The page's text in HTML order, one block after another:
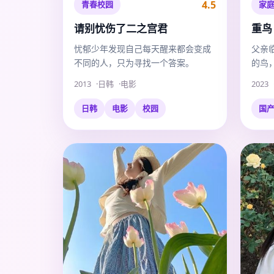
青春校园 4.5
请别忧伤了二之宫君
忧郁少年发现自己每天醒来都会变成
不同的人，只为寻找一个答案。
2013 日韩 电影
日韩 电影 校园
家
重鸟
父亲
的鸟
2023
国产